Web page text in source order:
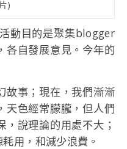
)
活動目的是聚集blogger
各自發展意見。今年的
故事；現在，我們漸漸
天色經常朦朧，但人們
說理論的用處不大；
用，和減少浪費。